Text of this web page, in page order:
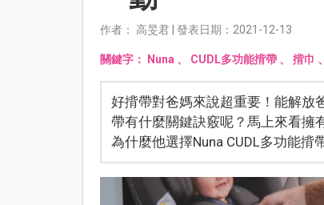
作者： 高旻君 | 發表日期：2021-12-13
關鍵字： Nuna 、 CUDL多功能揹帶、 揹巾 、
好揹帶對爸媽來說超重要！能解放
帶有什麼關鍵訣竅呢？馬上來看擁
為什麼他選擇Nuna CUDL多功能揹